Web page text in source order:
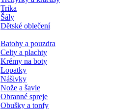
Trika
Šály
Dětské oblečení
Batohy a pouzdra
Celty a plachty
Krémy na boty
Lopatky
Nášivky
Nože a šavle
Obranné spreje
Obušky a tonfy